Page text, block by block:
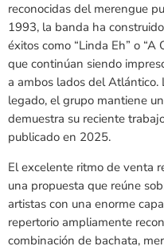
reconocidas del merengue
1993, la banda ha
éxitos como “Linda Eh” o “A
que continúan siendo
a ambos lados del Atlántico.
legado, el grupo mantiene
demuestra su reciente
publicado en 2025.
El excelente ritmo de venta
una propuesta que reúne
artistas con una enorme
repertorio ampliamente
combinación de bachata,